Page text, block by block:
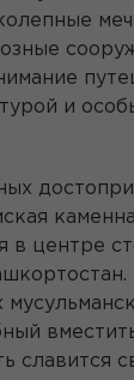
и
в центре
славится